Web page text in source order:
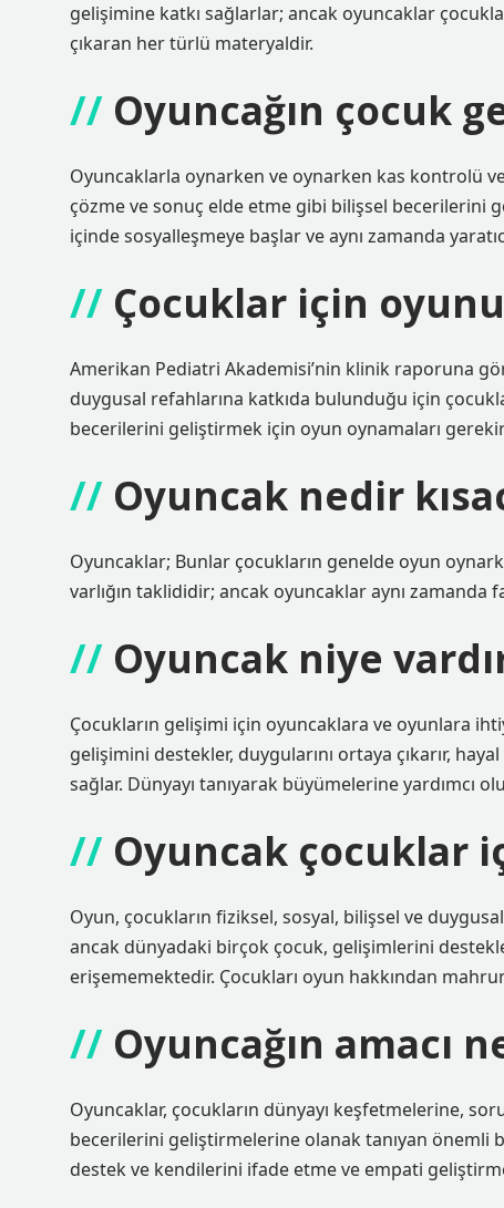
gelişimine katkı sağlarlar; ancak oyuncaklar
çıkaran her türlü materyaldir.
Oyuncağın çocuk
Oyuncaklarla oynarken ve oynarken kas kontrolü
çözme ve sonuç elde etme gibi bilişsel becerilerini
içinde sosyalleşmeye başlar ve aynı zamanda
Çocuklar için
Amerikan Pediatri Akademisi’nin klinik raporuna
duygusal refahlarına katkıda bulunduğu için
becerilerini geliştirmek için oyun oynamaları
Oyuncak nedir
Oyuncaklar; Bunlar çocukların genelde oyun
varlığın taklididir; ancak oyuncaklar aynı
Oyuncak niye
Çocukların gelişimi için oyuncaklara ve oyunlara
gelişimini destekler, duygularını ortaya çıkarır,
sağlar. Dünyayı tanıyarak büyümelerine yardımcı
Oyuncak çocuklar
Oyun, çocukların fiziksel, sosyal, bilişsel ve
ancak dünyadaki birçok çocuk, gelişimlerini
erişememektedir. Çocukları oyun hakkından
Oyuncağın amacı
Oyuncaklar, çocukların dünyayı keşfetmelerine,
becerilerini geliştirmelerine olanak tanıyan önemli
destek ve kendilerini ifade etme ve empati